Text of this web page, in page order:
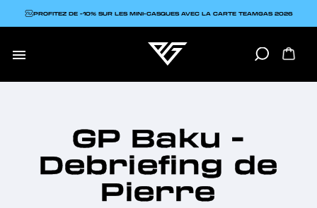

PROFITEZ DE -10% SUR LES MINI-CASQUES AVEC LA CARTE TEAMGAS 2026
GP Baku -
Debriefing de
Pierre